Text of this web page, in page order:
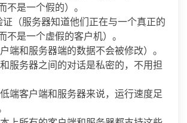
不是一个假的）。
（服务器知道他们正在与一个真正的
不是一个虚假的客户机）。
端和服务器端的数据不会被修改）。
服务器之间的对话是私密的，不用担
端客户端和服务器来说，运行速度足